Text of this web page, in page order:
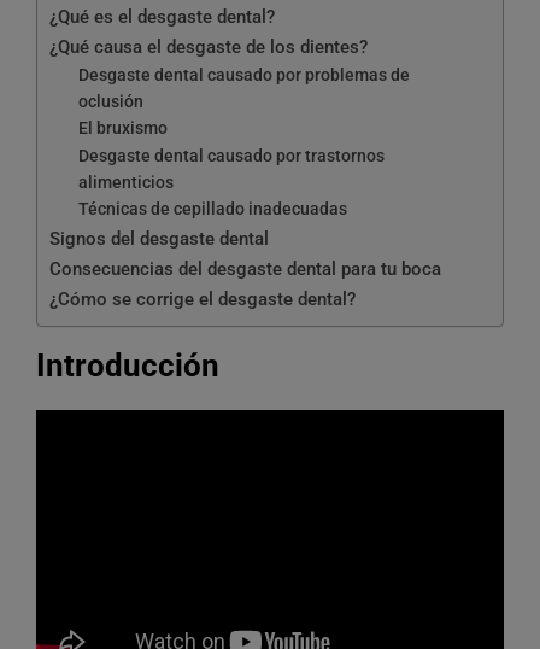
¿Qué es el desgaste dental?
¿Qué causa el desgaste de los dientes?
Desgaste dental causado por problemas de
oclusión
El bruxismo
Desgaste dental causado por trastornos
alimenticios
Técnicas de cepillado inadecuadas
Signos del desgaste dental
Consecuencias del desgaste dental para tu boca
¿Cómo se corrige el desgaste dental?
Introducción